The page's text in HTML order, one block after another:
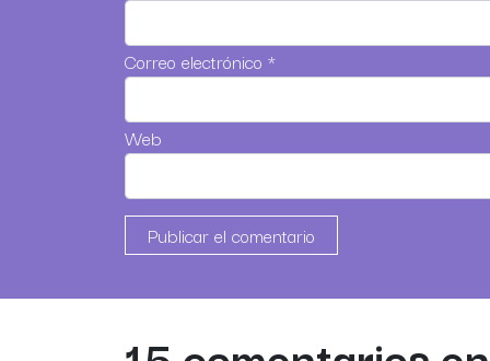
Correo electrónico *
Web